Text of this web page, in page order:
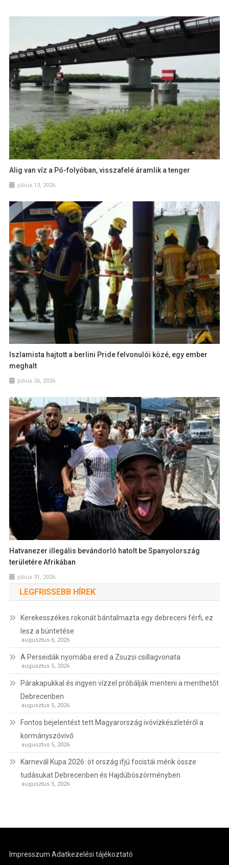
Alig van víz a Pó-folyóban, visszafelé áramlik a tenger
július 13, 2026
Iszlamista hajtott a berlini Pride felvonulói közé, egy ember
meghalt
július 26, 2026
Hatvanezer illegális bevándorló hatolt be Spanyolország
területére Afrikában
július 31, 2026
LEGFRISSEBB HÍREK
Kerekesszékes rokonát bántalmazta egy debreceni férfi, ez
lesz a büntetése
augusztus 6, 2026
A Perseidák nyomába ered a Zsuzsi csillagvonata
augusztus 5, 2026
Párakapukkal és ingyen vízzel próbálják menteni a menthetőt
Debrecenben
augusztus 5, 2026
Fontos bejelentést tett Magyarország ivóvízkészletéről a
kormányszóvivő
augusztus 5, 2026
Karnevál Kupa 2026: öt ország ifjú focistái mérik össze
tudásukat Debrecenben és Hajdúböszörményben
augusztus 5, 2026
Impresszum Adatkezelési tájékoztató